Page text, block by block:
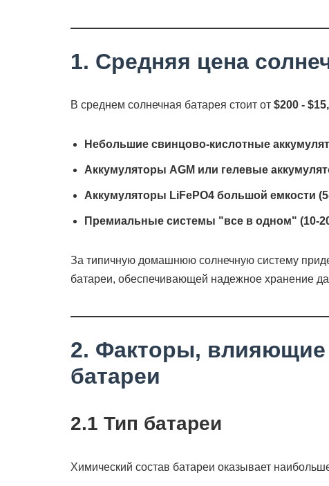
1. Средняя цена
В среднем солнечная батарея стоит от $200 -
Небольшие свинцово-кислотные
Аккумуляторы AGM или гелевые
Аккумуляторы LiFePO4 большой емкости
Премиальные системы "все в одном" (10-
За типичную домашнюю солнечную систему
батареи, обеспечивающей надежное хранение
2. Факторы,
батареи
2.1 Тип батареи
Химический состав батареи оказывает